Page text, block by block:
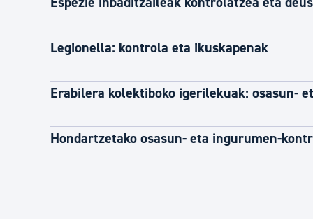
Legionella: kontrola eta ikuskapenak
Erabilera kolektiboko igerilekuak: osasun-
Hondartzetako osasun- eta ingurumen-